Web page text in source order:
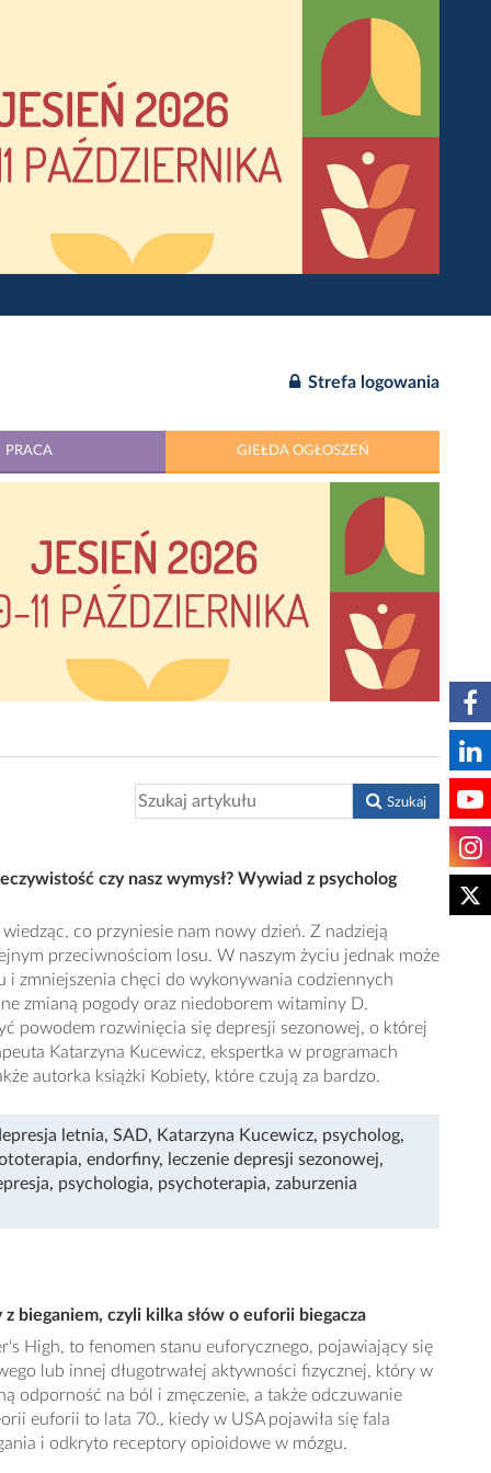
Strefa logowania
PRACA GIEŁDA OGŁOSZEŃ
Szukaj
czy nasz wymysł? Wywiad z psycholog
co przyniesie nam nowy dzień. Z nadzieją
przeciwnościom losu. W naszym życiu jednak może
i zmniejszenia chęci do wykonywania codziennych
zmianą pogody oraz niedoborem witaminy D.
powodem rozwinięcia się depresji sezonowej, o której
Katarzyna Kucewicz, ekspertka w programach
autorka książki Kobiety, które czują za bardzo.
letnia, SAD, Katarzyna Kucewicz, psycholog,
, endorfiny, leczenie depresji sezonowej,
, psychologia, psychoterapia, zaburzenia
bieganiem, czyli kilka słów o euforii biegacza
High, to fenomen stanu euforycznego, pojawiający się
lub innej długotrwałej aktywności fizycznej, który w
odporność na ból i zmęczenie, a także odczuwanie
euforii to lata 70., kiedy w USA pojawiła się fala
i odkryto receptory opioidowe w mózgu.